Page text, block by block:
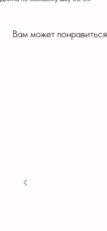
Вам может понравиться